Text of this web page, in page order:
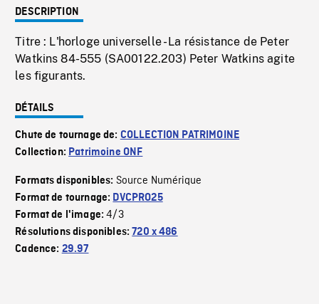
DESCRIPTION
Titre : L'horloge universelle - La résistance de Peter
Watkins 84-555 (SA00122.203) Peter Watkins agite
les figurants.
DÉTAILS
Chute de tournage de: COLLECTION PATRIMOINE
Collection: Patrimoine ONF
Formats disponibles: Source Numérique
Format de tournage: DVCPRO25
Format de l'image:4/3
Résolutions disponibles:720 x 486
Cadence: 29.97